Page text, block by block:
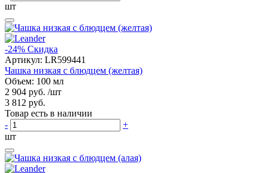
шт
-24% Скидка
Артикул: LR599441
Чашка низкая с блюдцем (желтая)
Объем: 100 мл
2 904 руб. /шт
3 812 руб.
Товар есть в наличии
-
+
шт